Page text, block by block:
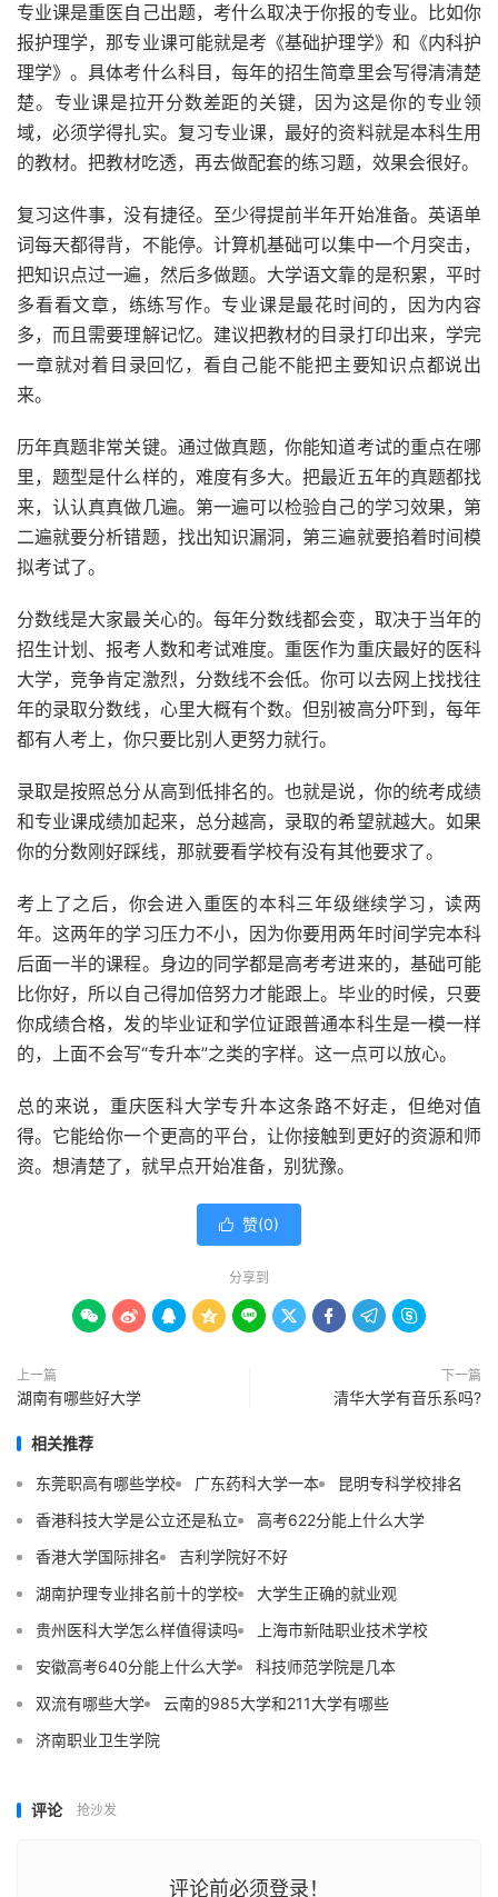
专业课是重医自己出题，考什么取决于你报的专业。比如你
报护理学，那专业课可能就是考《基础护理学》和《内科护
理学》。具体考什么科目，每年的招生简章里会写得清清楚
楚。专业课是拉开分数差距的关键，因为这是你的专业领
域，必须学得扎实。复习专业课，最好的资料就是本科生用
的教材。把教材吃透，再去做配套的练习题，效果会很好。
复习这件事，没有捷径。至少得提前半年开始准备。英语单
词每天都得背，不能停。计算机基础可以集中一个月突击，
把知识点过一遍，然后多做题。大学语文靠的是积累，平时
多看看文章，练练写作。专业课是最花时间的，因为内容
多，而且需要理解记忆。建议把教材的目录打印出来，学完
一章就对着目录回忆，看自己能不能把主要知识点都说出
来。
历年真题非常关键。通过做真题，你能知道考试的重点在哪
里，题型是什么样的，难度有多大。把最近五年的真题都找
来，认认真真做几遍。第一遍可以检验自己的学习效果，第
二遍就要分析错题，找出知识漏洞，第三遍就要掐着时间模
拟考试了。
分数线是大家最关心的。每年分数线都会变，取决于当年的
招生计划、报考人数和考试难度。重医作为重庆最好的医科
大学，竞争肯定激烈，分数线不会低。你可以去网上找找往
年的录取分数线，心里大概有个数。但别被高分吓到，每年
都有人考上，你只要比别人更努力就行。
录取是按照总分从高到低排名的。也就是说，你的统考成绩
和专业课成绩加起来，总分越高，录取的希望就越大。如果
你的分数刚好踩线，那就要看学校有没有其他要求了。
考上了之后，你会进入重医的本科三年级继续学习，读两
年。这两年的学习压力不小，因为你要用两年时间学完本科
后面一半的课程。身边的同学都是高考考进来的，基础可能
比你好，所以自己得加倍努力才能跟上。毕业的时候，只要
你成绩合格，发的毕业证和学位证跟普通本科生是一模一样
的，上面不会写“专升本”之类的字样。这一点可以放心。
总的来说，重庆医科大学专升本这条路不好走，但绝对值
得。它能给你一个更高的平台，让你接触到更好的资源和师
资。想清楚了，就早点开始准备，别犹豫。
 赞(0)
分享到
        
上一篇
湖南有哪些好大学
下一篇
清华大学有音乐系吗?
相关推荐
东莞职高有哪些学校 广东药科大学一本
昆明专科学校排名
香港科技大学是公立还是私立
高考622分能上什么大学
香港大学国际排名
吉利学院好不好
湖南护理专业排名前十的学校
大学生正确的就业观
贵州医科大学怎么样值得读吗
上海市新陆职业技术学校
安徽高考640分能上什么大学
科技师范学院是几本
双流有哪些大学
云南的985大学和211大学有哪些
济南职业卫生学院
评论 抢沙发
评论前必须登录！